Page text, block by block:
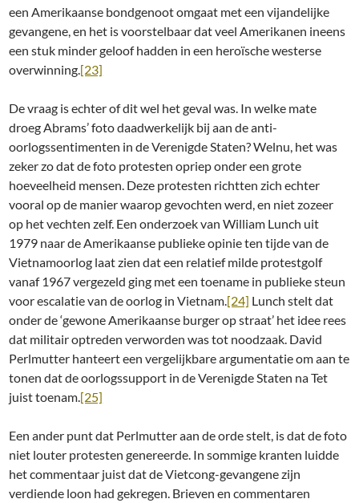
een Amerikaanse bondgenoot omgaat met een vijandelijke
gevangene, en het is voorstelbaar dat veel Amerikanen ineens
een stuk minder geloof hadden in een heroïsche westerse
overwinning. [23]
De vraag is echter of dit wel het geval was. In welke mate
droeg Abrams’ foto daadwerkelijk bij aan de anti-
oorlogssentimenten in de Verenigde Staten? Welnu, het was
zeker zo dat de foto protesten opriep onder een grote
hoeveelheid mensen. Deze protesten richtten zich echter
vooral op de manier waarop gevochten werd, en niet zozeer
op het vechten zelf. Een onderzoek van William Lunch uit
1979 naar de Amerikaanse publieke opinie ten tijde van de
Vietnamoorlog laat zien dat een relatief milde protestgolf
vanaf 1967 vergezeld ging met een toename in publieke steun
voor escalatie van de oorlog in Vietnam. [24] Lunch stelt dat
onder de ‘gewone Amerikaanse burger op straat’ het idee rees
dat militair optreden verworden was tot noodzaak. David
Perlmutter hanteert een vergelijkbare argumentatie om aan te
tonen dat de oorlogssupport in de Verenigde Staten na Tet
juist toenam. [25]
Een ander punt dat Perlmutter aan de orde stelt, is dat de foto
niet louter protesten genereerde. In sommige kranten luidde
het commentaar juist dat de Vietcong-gevangene zijn
verdiende loon had gekregen. Brieven en commentaren